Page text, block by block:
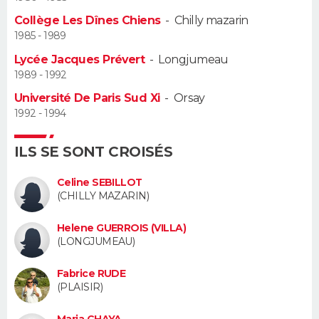
Alimentation
Guide de la santé
Maladies
Médicaments
Sommeil
VOYAGE
Destinations
City break
Voyage nature
Voyage de noces
Forum
Climat
+
PHOTO
GUIDES D'ACHAT
BONS PLANS
Carte de Noël
Carte Bonne année
Carte Saint-Valentin
Carte Pâques
Carte d'anniversaire
DICTIONNAIRE
Dictionnaire
Biographies
Citations
Expressions
Proverbes
PROGRAMME TV
S'inscrire
Se connecter
Lycées
Collèges
Primaires
Universités
Entreprises
Service militaire
Avis de recherche
AVIS DE DÉCÈS
Collège Les Dînes Chiens- Chilly mazarin
1985 - 1989
Lycée Jacques Prévert- Longjumeau
1989 - 1992
Université De Paris Sud Xi- Orsay
1992 - 1994
ILS SE SONT CROISÉS
Celine SEBILLOT
(CHILLY MAZARIN)
Helene GUERROIS (VILLA)
(LONGJUMEAU)
Fabrice RUDE
(PLAISIR)